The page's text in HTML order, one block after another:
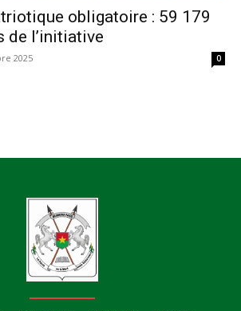
obligatoire : 59 179
de l’initiative
2025 0